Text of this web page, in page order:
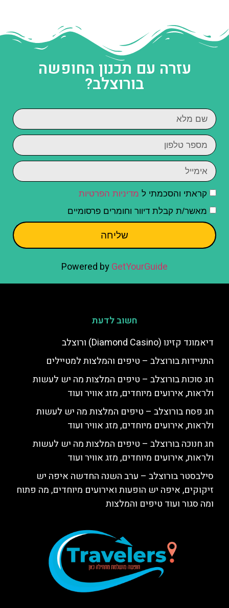
עזרה עם תכנון החופשה
בורוצלב?
קראתי והסכמתי ל מדיניות הפרטיות
מאשר/ת קבלת דיוור וחומרים פרסומיים
שליחה
Powered byGetYourGuide
חשוב לדעת
דיאמונד קזינו (Diamond Casino) ורוצלב
התניידות בורוצלב – טיפים והמלצות למטיילים
חג סוכות בורוצלב – טיפים המלצות מה יש לעשות
ולראות, אירועים מיוחדים, מזג אוויר ועוד
חג פסח בורוצלב – טיפים המלצות מה יש לעשות
ולראות, אירועים מיוחדים, מזג אוויר ועוד
חג חנוכה בורוצלב – טיפים המלצות מה יש לעשות
ולראות, אירועים מיוחדים, מזג אוויר ועוד
סילבסטר בורוצלב – ערב השנה החדשה איפה יש
זיקוקים, איפה יש הופעות ואירועים מיוחדים, מה פתוח
ומה סגור ועוד טיפים והמלצות